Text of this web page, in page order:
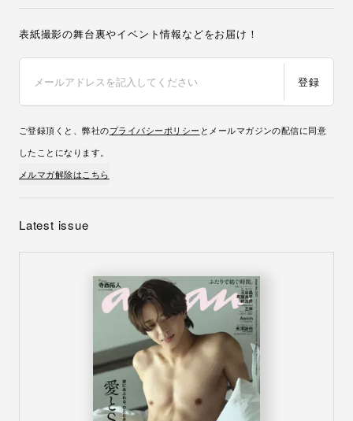
表紙撮影の舞台裏やイベント情報などをお届け！
登録
ご登録頂くと、弊社のプライバシーポリシー とメールマガジンの配信に同意
したことになります。
メルマガ解除はこちら
Latest issue